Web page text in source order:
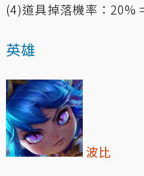
(4)道具掉落機率：20%
英雄
波比